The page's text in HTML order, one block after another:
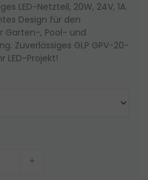
LED-Netzteil, 20W, 24V, 1A.
Design für den
Garten-, Pool- und
Zuverlässiges GLP GPV-20-
LED-Projekt!
+